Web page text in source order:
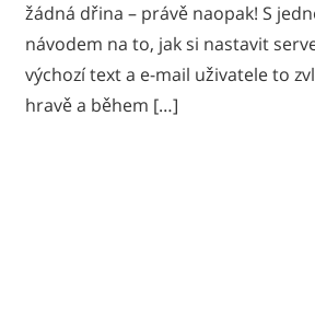
žádná dřina – právě naopak! S
návodem na to, jak si nastavit
výchozí text a e-mail uživatele to
hravě a během […]